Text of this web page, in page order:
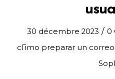
30 décembre 2023 / 0
cГіmo preparar un